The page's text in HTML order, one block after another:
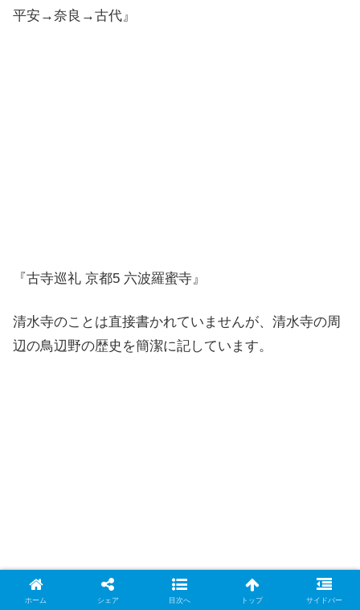
平安→奈良→古代』
『古寺巡礼 京都5 六波羅蜜寺』
清水寺のことは直接書かれていませんが、清水寺の周
辺の鳥辺野の歴史を簡潔に記しています。
ホーム シェア 目次へ トップ サイドバー